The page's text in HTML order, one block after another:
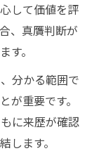
して価値を評
、真贋判断が
す。
分かる範囲で
が重要です。
に来歴が確認
します。